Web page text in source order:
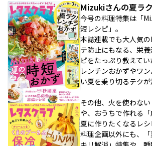
Mizukiさんの夏ラ
今号の料理特集は「
短レシピ」。
本誌連載でも大人気
テ防止にもなる、栄
ピをたっぷり教えて
レンチンおかずやワ
い夏を乗り切るテクが
その他、火を使わない
や、おうちで作れる「
夏に作りたくなるレシ
料理企画以外にも、